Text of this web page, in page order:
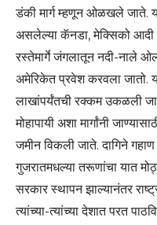
डंकी मार्ग म्हणून ओळखले जाते.
असलेल्या कॅनडा, मेक्सिको आदी
रस्तेमार्गे जंगलातून नदी-नाले
अमेरिकेत प्रवेश करवला जातो.
लाखांपर्यंतची रक्कम उकळली
मोहापायी अशा मार्गांनी
जमीन विकली जाते. दागिने
गुजरातमधल्या तरूणांचा यात
सरकार स्थापन झाल्यानंतर
त्यांच्या-त्यांच्या देशात परत